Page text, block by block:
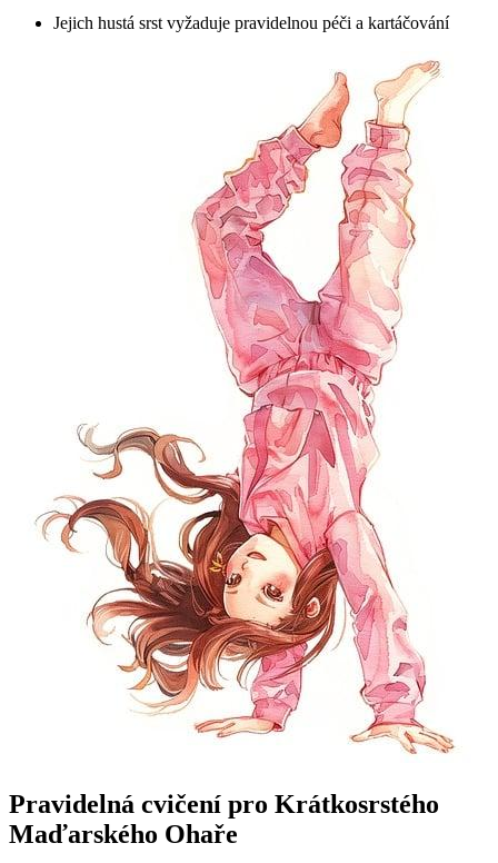
Jejich hustá srst vyžaduje pravidelnou péči a kartáčování
Pravidelná cvičení pro Krátkosrstého
Maďarského Ohaře